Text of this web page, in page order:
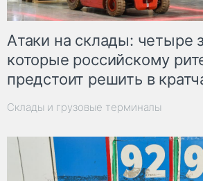
Атаки на склады: четыре
которые российскому
предстоит решить в
Склады и грузовые терминалы